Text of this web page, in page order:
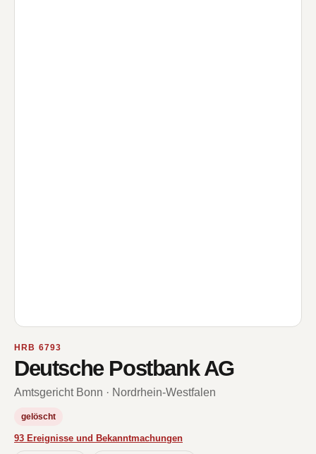
HRB 6793
Deutsche Postbank AG
Amtsgericht Bonn · Nordrhein-Westfalen
gelöscht
93 Ereignisse und Bekanntmachungen